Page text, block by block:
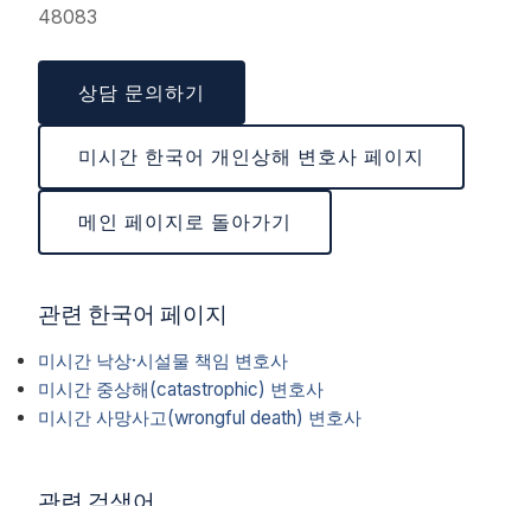
48083
상담 문의하기
미시간 한국어 개인상해 변호사 페이지
메인 페이지로 돌아가기
관련 한국어 페이지
미시간 낙상·시설물 책임 변호사
미시간 중상해(catastrophic) 변호사
미시간 사망사고(wrongful death) 변호사